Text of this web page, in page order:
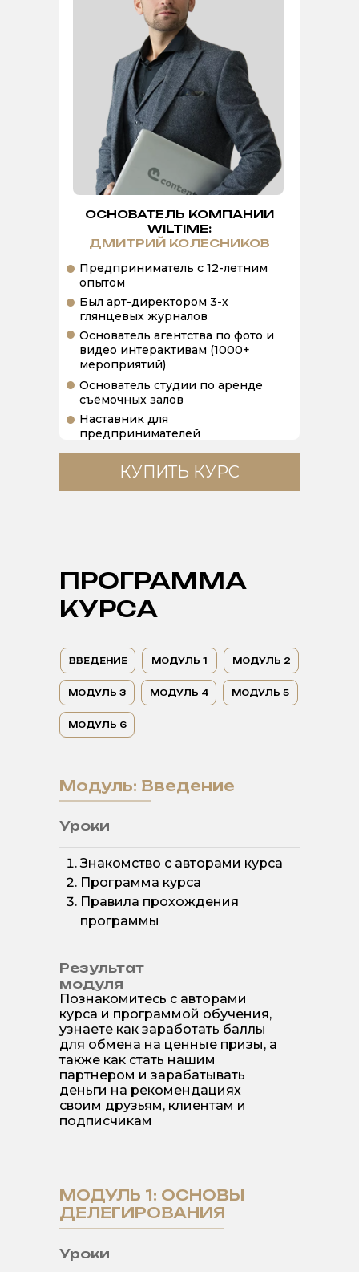
КУПИТЬ КУРС
ОСНОВАТЕЛЬ КОМПАНИИ
WILTIME:
ДМИТРИЙ КОЛЕСНИКОВ
Предприниматель с 12-летним
опытом
Был арт-директором 3-х
глянцевых журналов
Основатель агентства по фото и
видео интерактивам (1000+
мероприятий)
Основатель студии по аренде
съёмочных залов
Наставник для
предпринимателей
ПРОГРАММА
КУРСА
ВВЕДЕНИЕ МОДУЛЬ 1 МОДУЛЬ 2
МОДУЛЬ 3 МОДУЛЬ 4 МОДУЛЬ 5
МОДУЛЬ 6
Уроки
Результат
модуля
Модуль: Введение
Знакомство с авторами курса
Программа курса
Правила прохождения
программы
Познакомитесь с авторами
курса и программой обучения,
узнаете как заработать баллы
для обмена на ценные призы, а
также как стать нашим
партнером и зарабатывать
деньги на рекомендациях
своим друзьям, клиентам и
подписчикам
Уроки
МОДУЛЬ 1: ОСНОВЫ
ДЕЛЕГИРОВАНИЯ